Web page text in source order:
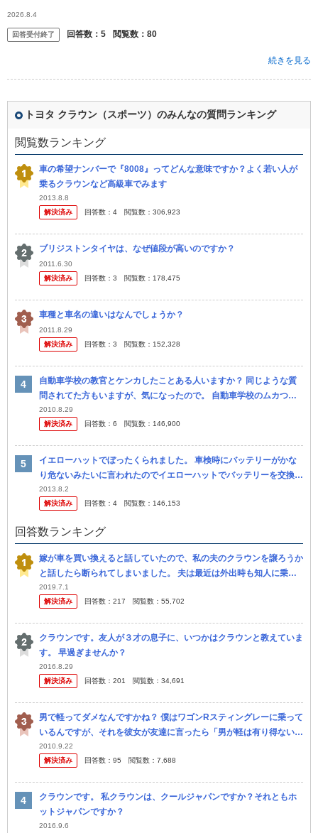
音がしてスピードが遅い時は分かりやすいのと高速になると回転の
速さで打...
2026.8.4
回答受付終了 回答数： 5 閲覧数： 80
続きを見る
トヨタ クラウン（スポーツ）のみんなの質問ランキング
閲覧数ランキング
車の希望ナンバーで『8008』ってどんな意味ですか？よく若い人が
乗るクラウンなど高級車でみます
2013.8.8
解決済み
回答数： 4 閲覧数： 306,923
ブリジストンタイヤは、なぜ値段が高いのですか？
2011.6.30
解決済み
回答数： 3 閲覧数： 178,475
車種と車名の違いはなんでしょうか？
2011.8.29
解決済み
回答数： 3 閲覧数： 152,328
自動車学校の教官とケンカしたことある人いますか？ 同じような質
問されてた方もいますが、気になったので。 自動車学校のムカつく
教官とケンカした奴いますか？ やる気がない教官、なおしてやろう
とす...
2010.8.29
解決済み
回答数： 6 閲覧数： 146,900
イエローハットでぼったくられました。 車検時にバッテリーがかな
り危ないみたいに言われたのでイエローハットでバッテリーを交換し
に行きました。 私は一番安い９千円のバッテリーを選び ました。工
賃...
2013.8.2
解決済み
回答数： 4 閲覧数： 146,153
回答数ランキング
嫁が車を買い換えると話していたので、私の夫のクラウンを譲ろうか
と話したら断られてしまいました。 夫は最近は外出時も知人に乗せ
てもらう事が多いですし、嫁も買い出しで週に2回程度しか乗らない
ので、 ...
2019.7.1
解決済み
回答数： 217 閲覧数： 55,702
クラウンです。友人が３才の息子に、いつかはクラウンと教えていま
す。 早過ぎませんか？
2016.8.29
解決済み
回答数： 201 閲覧数： 34,691
男で軽ってダメなんですかね？ 僕はワゴンRスティングレーに乗って
いるんですが、それを彼女が友達に言ったら「男が軽は有り得ない」
と言われたらしいです。 それを聞いてなんとなく腹がたちました。
やっぱ...
2010.9.22
解決済み
回答数： 95 閲覧数： 7,688
クラウンです。 私クラウンは、クールジャパンですか？それともホ
ットジャパンですか？
2016.9.6